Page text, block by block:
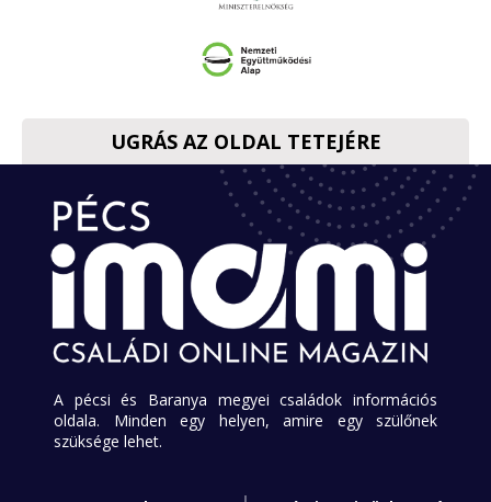
UGRÁS AZ OLDAL TETEJÉRE
A pécsi és Baranya megyei családok információs
oldala. Minden egy helyen, amire egy szülőnek
szüksége lehet.